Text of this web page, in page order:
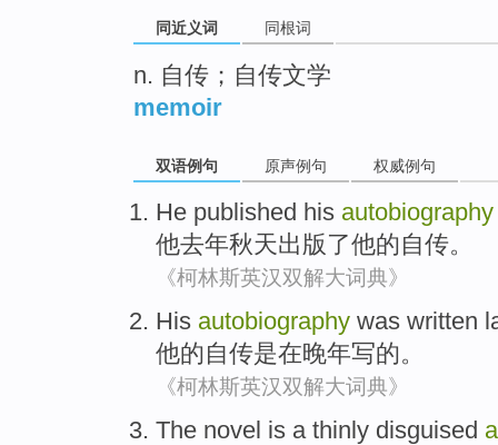
同近义词 同根词
n. 自传；自传文学
memoir
双语例句 原声例句 权威例句
He published his autobiography
他去年秋天出版了他的 自传。
《柯林斯英汉双解大词典》
His autobiography was written
他的 自传是在晚年写的。
《柯林斯英汉双解大词典》
The novel is a thinly disguised